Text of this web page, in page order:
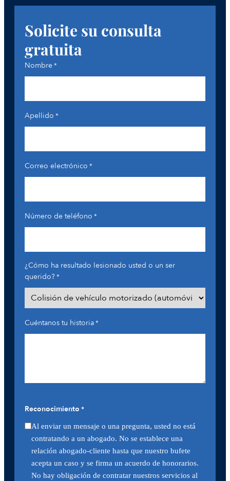
Solicite su consulta
gratuita
Nombre*
Apellido *
Correo electrónico *
Número de teléfono *
¿Cómo ha resultado lesionado usted o un ser
querido?*
Cuéntanos tu historia*
Reconocimiento *
Al enviar un mensaje o una pregunta, usted no está
contratando a un abogado. No se establece una
relación abogado-cliente hasta que nuestro bufete
acepta un caso y se firma un acuerdo de honorarios.
No hay obligación de contratar nuestros servicios al